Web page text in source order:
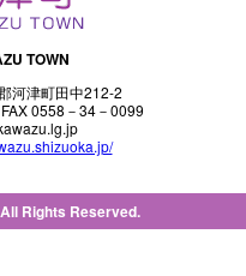
TOWN
河津町田中212-2
0558－34－0099
Rights Reserved.